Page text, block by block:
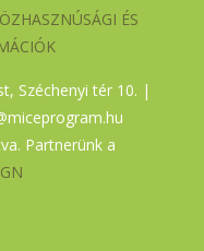
ÉS
Széchenyi tér 10. |
Partnerünk a